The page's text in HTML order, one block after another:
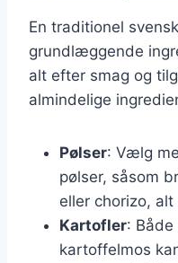
En traditionel
grundlæggende
alt efter smag og
almindelige
Pølser: Vælg
pølser, såsom
eller chorizo,
Kartofler:
kartoffelmos